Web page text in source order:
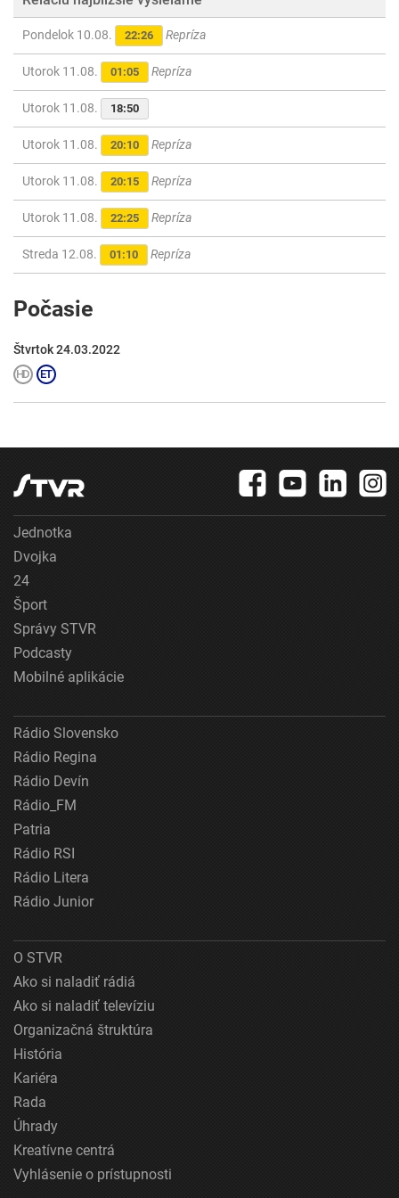
Pondelok 10.08. 22:26 Repríza
Utorok 11.08. 01:05 Repríza
Utorok 11.08. 18:50
Utorok 11.08. 20:10 Repríza
Utorok 11.08. 20:15 Repríza
Utorok 11.08. 22:25 Repríza
Streda 12.08. 01:10 Repríza
Počasie
Štvrtok 24.03.2022
Jednotka
Dvojka
24
Šport
Správy STVR
Podcasty
Mobilné aplikácie
Rádio Slovensko
Rádio Regina
Rádio Devín
Rádio_FM
Patria
Rádio RSI
Rádio Litera
Rádio Junior
O STVR
Ako si naladiť rádiá
Ako si naladiť televíziu
Organizačná štruktúra
História
Kariéra
Rada
Úhrady
Kreatívne centrá
Vyhlásenie o prístupnosti